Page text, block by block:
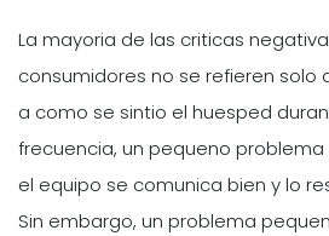
La mayoria de las criticas
consumidores no se refieren solo
a como se sintio el huesped
frecuencia, un pequeno
el equipo se comunica bien y lo
Sin embargo, un problema